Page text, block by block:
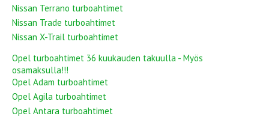
Nissan Terrano turboahtimet
Nissan Trade turboahtimet
Nissan X-Trail turboahtimet
Opel turboahtimet 36 kuukauden takuulla - Myös
osamaksulla!!!
Opel Adam turboahtimet
Opel Agila turboahtimet
Opel Antara turboahtimet